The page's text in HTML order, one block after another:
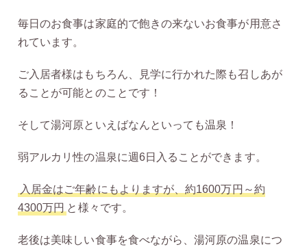
毎日のお食事は家庭的で飽きの来ないお食事が用意さ
れています。
ご入居者様はもちろん、見学に行かれた際も召しあが
ることが可能とのことです！
そして湯河原といえばなんといっても温泉！
弱アルカリ性の温泉に週6日入ることができます。
入居金はご年齢にもよりますが、約1600万円～約
4300万円 と様々です。
老後は美味しい食事を食べながら、湯河原の温泉につ